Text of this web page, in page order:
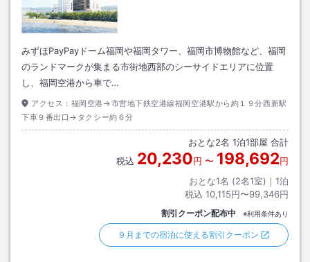
みずほPayPayドーム福岡や福岡タワー、福岡市博物館など、福岡
のランドマークが集まる市街地西部のシーサイドエリアに位置
し、福岡空港から車で…
アクセス： 福岡空港→市営地下鉄空港線福岡空港駅から約１９分西新駅
下車９番出口→タクシー約６分
おとな2名 1泊1部屋 合計
税込 20,230円 〜 198,692円
おとな1名 (2名1室)｜ 1泊
税込 10,115円〜99,346円
割引クーポン配布中 ※利用条件あり
９月までの宿泊に使える割引クーポン